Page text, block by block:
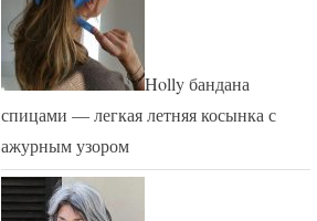
Holly бандана
спицами — легкая летняя косынка с
ажурным узором